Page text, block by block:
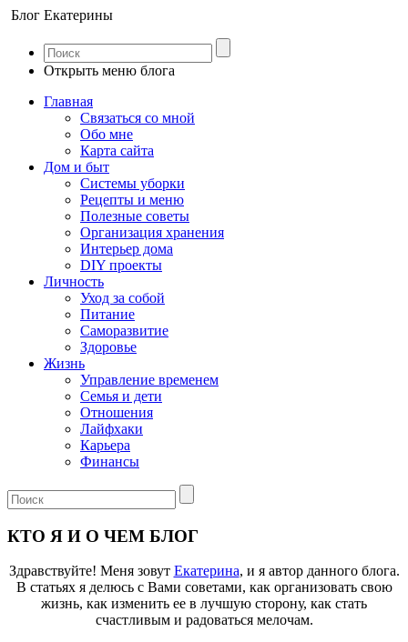
Блог Екатерины
Открыть меню блога
Главная
Связаться со мной
Обо мне
Карта сайта
Дом и быт
Системы уборки
Рецепты и меню
Полезные советы
Организация хранения
Интерьер дома
DIY проекты
Личность
Уход за собой
Питание
Саморазвитие
Здоровье
Жизнь
Управление временем
Семья и дети
Отношения
Лайфхаки
Карьера
Финансы
КТО Я И О ЧЕМ БЛОГ
Здравствуйте! Меня зовут Екатерина, и я автор данного блога.
В статьях я делюсь с Вами советами, как организовать свою
жизнь, как изменить ее в лучшую сторону, как стать
счастливым и радоваться мелочам.